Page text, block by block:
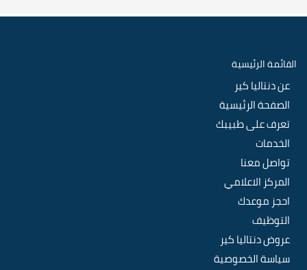
القائمة الرئيسية
عن دنتاليا كير
الصفحة الرئيسية
تعرف على طبيبك
الخدمات
تواصل معنا
المركز الاعلامي
احجز موعدك
التوظيف
عروض دنتاليا كير
سياسة الخصوصية